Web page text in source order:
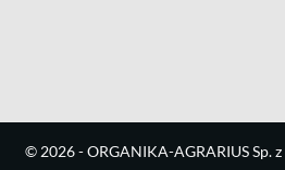
© 2026- ORGANIKA-AGRARIUS Sp. z